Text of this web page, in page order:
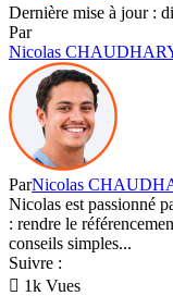
Dernière mise à jour :
Par
Nicolas
ParNicolas
Nicolas est passionné
: rendre le
conseils simples...
Suivre :
1k Vues